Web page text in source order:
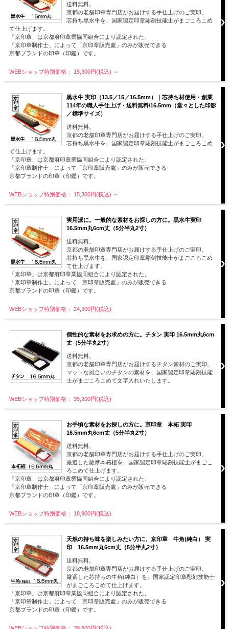
送料無料。
京都の老舗印章専門店がお届けする手仕上げのご実印。
芯持ち黒水牛を、国家認定印章彫刻技能士がまごころこめ
て仕上げます。
「京印章」は京都府印章業協同組合により認定された、
「京印章制作士」によって「京印章販売處」のみが販売できる
京都ブランドの印章（印鑑）です。
WEBショップ特別価格： 15,300円(税込) ～
黒水牛 実印（13.5／15／16.5mm）｜芯持ち材使用・創業
114年の職人手仕上げ・送料無料/16.5mm（堂々とした印影
／標準サイズ）
送料無料。
京都の老舗印章専門店がお届けする手仕上げのご実印。
芯持ち黒水牛を、国家認定印章彫刻技能士がまごころこめ
て仕上げます。
「京印章」は京都府印章業協同組合により認定された、
「京印章制作士」によって「京印章販売處」のみが販売できる
京都ブランドの印章（印鑑）です。
WEBショップ特別価格： 15,300円(税込) ～
実用派に。一般的な素材をお探しの方に。黒水牛実印
16.5mm丸6cm丈（5分半丸2寸）
送料無料。
京都の老舗印章専門店がお届けする手仕上げのご実印。
芯持ち黒水牛を、国家認定印章彫刻技能士がまごころこめ
て仕上げます。
「京印章」は京都府印章業協同組合により認定された、
「京印章制作士」によって「京印章販売處」のみが販売できる
京都ブランドの印章（印鑑）です。
WEBショップ特別価格： 24,300円(税込)
個性的な素材をお求めの方に。チタン 実印 16.5mm丸6cm
丈（5分半丸2寸）
送料無料。
京都の老舗印章専門店がお届けするチタン素材のご実印。
マットな風合いのチタンの素材を、国家認定印章彫刻技能
士がまごころこめて文字入れいたします。
WEBショップ特別価格： 35,200円(税込)
お手頃な素材をお探しの方に。京印章 本柘 実印
16.5mm丸6cm丈（5分半丸2寸）
送料無料。
京都の老舗印章専門店がお届けする手仕上げのご実印。
厳選した薩摩本柘植を、国家認定印章彫刻技能士がまごこ
ろこめて仕上げます。
「京印章」は京都府印章業協同組合により認定された、
「京印章制作士」によって「京印章販売處」のみが販売できる
京都ブランドの印章（印鑑）です。
WEBショップ特別価格： 18,900円(税込)
天然の持ち味を楽しみたい方に。京印章 牛角(純白） 実
印 16.5mm丸6cm丈（5分半丸2寸）
送料無料。
京都の老舗印章専門店がお届けする手仕上げのご実印。
厳選した芯持ちの牛角(純白）を、国家認定印章彫刻技能士
がまごころこめて仕上げます。
「京印章」は京都府印章業協同組合により認定された、
「京印章制作士」によって「京印章販売處」のみが販売できる
京都ブランドの印章（印鑑）です。